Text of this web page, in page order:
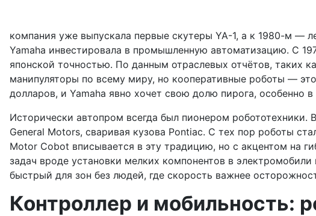
компания уже выпускала первые скутеры YA-1, а к 1980-м —
Yamaha инвестировала в промышленную автоматизацию. С
японской точностью. По данным отраслевых отчётов, таких
манипуляторы по всему миру, но кооперативные роботы —
долларов, и Yamaha явно хочет свою долю пирога, особенно
Исторически автопром всегда был пионером
General Motors, сваривая кузова Pontiac. С тех пор роботы
Motor Cobot вписывается в эту традицию, но с акцентом на
задач вроде установки мелких компонентов в
быстрый для зон без людей, где скорость важнее
Контроллер и мобильность: